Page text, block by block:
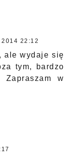
2014 22:12
ale wydaje się
tym, bardzo
Zapraszam w